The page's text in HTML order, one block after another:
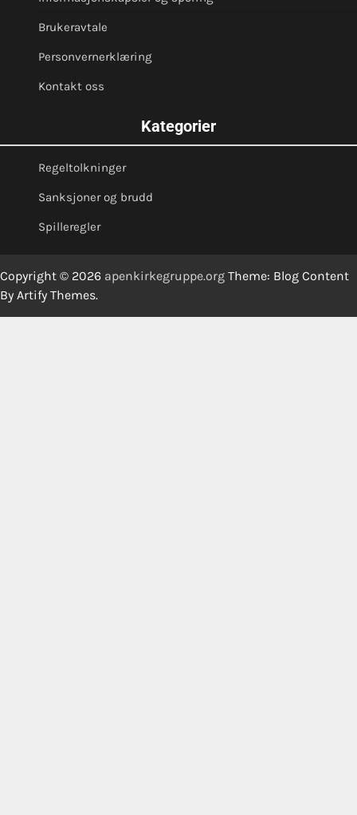
Brukeravtale
Personvernerklæring
Kontakt oss
Kategorier
Regeltolkninger
Sanksjoner og brudd
Spilleregler
Copyright © 2026 apenkirkegruppe.org Theme: Blog Content
By Artify Themes.